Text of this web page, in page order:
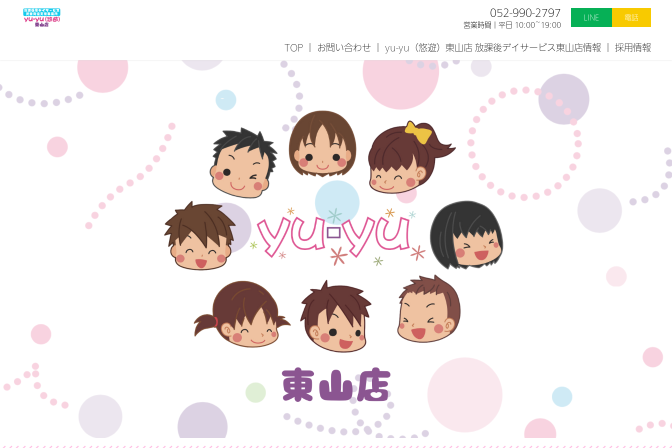
052-990-2797
営業時間｜平日 10:00~19:00
LINE 電話
TOP お問い合わせ yu-yu（悠遊）東山店 放課後デイサービス東山店情報 採用情報